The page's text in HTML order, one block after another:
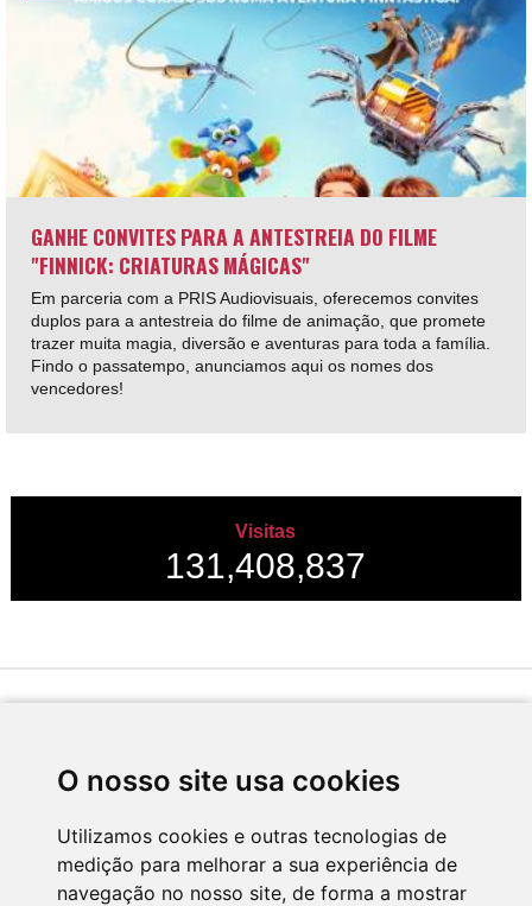
O nosso site usa cookies
Utilizamos cookies e outras tecnologias de
medição para melhorar a sua experiência de
navegação no nosso site, de forma a mostrar
GANHE CONVITES PARA A ANTESTREIA DO FILME
"FINNICK: CRIATURAS MÁGICAS"
Em parceria com a PRIS Audiovisuais, oferecemos convites
duplos para a antestreia do filme de animação, que promete
trazer muita magia, diversão e aventuras para toda a família.
Findo o passatempo, anunciamos aqui os nomes dos
vencedores!
Visitas
131,408,837